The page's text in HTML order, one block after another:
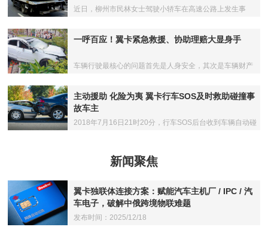
近日，柳州市民林女士驾驶小轿车在高速公路上发生事
一呼百应！翼卡紧急救援、协助理赔大显身手
车辆行驶最核心的问题首先是人身安全，其次是车辆财产
主动援助 化险为夷 翼卡行车SOS及时救助碰撞事
故车主
2018年7月16日21时20分，行车SOS后台收到车辆自动碰
新闻聚焦
翼卡独联体连接方案：赋能汽车主机厂 / IPC / 汽
车电子，破解中俄跨境物联难题
发布时间：2025/12/18